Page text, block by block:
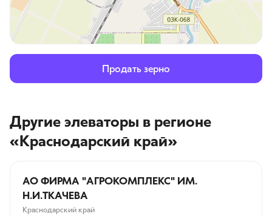
Продать зерно
Другие элеваторы в регионе
«Краснодарский край»
АО ФИРМА "АГРОКОМПЛЕКС" ИМ.
Н.И.ТКАЧЕВА
Краснодарский край